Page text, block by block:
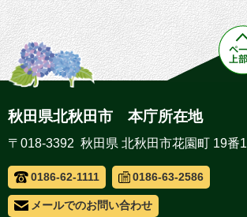
秋田県北秋田市 本庁所在地
〒018-3392 秋田県 北秋田市花園町 19番
0186-62-1111 0186-63-2586
メールでのお問い合わせ